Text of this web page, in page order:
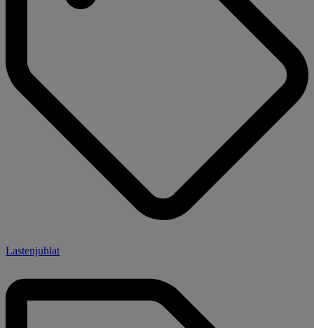
Lastenjuhlat